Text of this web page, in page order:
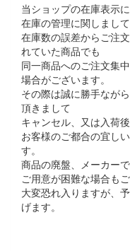
当ショップの在庫表示
在庫の管理に関しまして
在庫数の誤差からご注
れていた商品でも
同一商品へのご注文集
場合がございます。
その際は誠に勝手なが
頂きまして
キャンセル、又は入荷
お客様のご都合の宜し
す。
商品の廃盤、メーカー
ご用意が困難な場合もご
大変恐れ入りますが、
げます。